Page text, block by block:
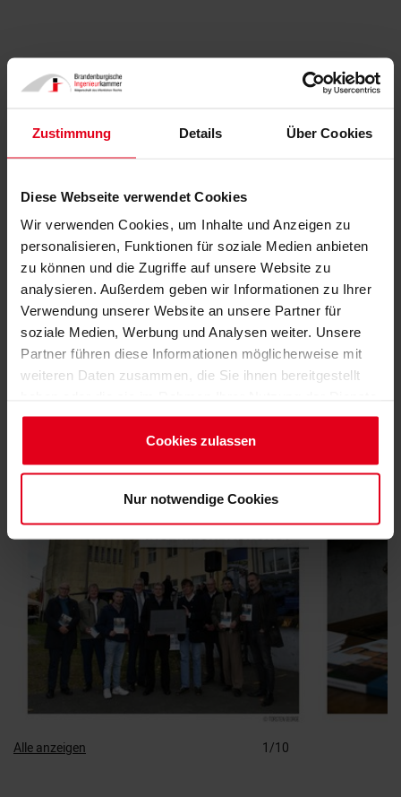
Zustimmung Details Über Cookies
Diese Webseite verwendet Cookies
Wir verwenden Cookies, um Inhalte und Anzeigen zu
personalisieren, Funktionen für soziale Medien anbieten
zu können und die Zugriffe auf unsere Website zu
analysieren. Außerdem geben wir Informationen zu Ihrer
Verwendung unserer Website an unsere Partner für
soziale Medien, Werbung und Analysen weiter. Unsere
Partner führen diese Informationen möglicherweise mit
weiteren Daten zusammen, die Sie ihnen bereitgestellt
gesammelt haben.
Datenschutzerklärung
Cookies zulassen
Nur notwendige Cookies
Am 17. Oktober 2024 erhielt das Nähmaschinenwerk in
Wahrzeichen der Ingenieurbaukunst in Deutschland“.
Diese besondere Ehrung würdigt die herausragende
MEHR +
HIER GEHT ES ZUR SCHRIFTENREIHE
PRESSESPIEGEL
Alle anzeigen 1/10